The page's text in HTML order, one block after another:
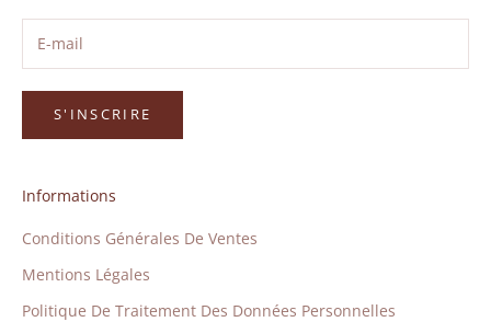
S'INSCRIRE
Informations
Conditions Générales De Ventes
Mentions Légales
Politique De Traitement Des Données Personnelles